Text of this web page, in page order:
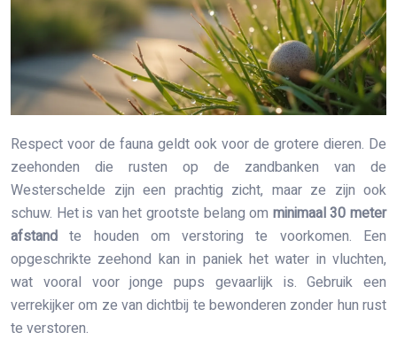
Respect voor de fauna geldt ook voor de grotere dieren. De
zeehonden die rusten op de zandbanken van de
Westerschelde zijn een prachtig zicht, maar ze zijn ook
schuw. Het is van het grootste belang om minimaal 30 meter
afstand te houden om verstoring te voorkomen. Een
opgeschrikte zeehond kan in paniek het water in vluchten,
wat vooral voor jonge pups gevaarlijk is. Gebruik een
verrekijker om ze van dichtbij te bewonderen zonder hun rust
te verstoren.